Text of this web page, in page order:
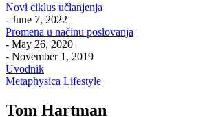
Novi ciklus učlanjenja
- June 7, 2022
Promena u načinu poslovanja
- May 26, 2020
- November 1, 2019
Uvodnik
Metaphysica Lifestyle
Tom Hartman